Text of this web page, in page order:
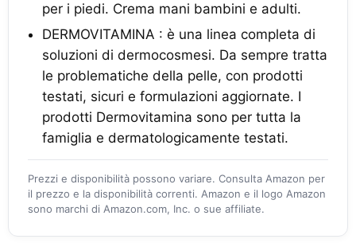
per i piedi. Crema mani bambini e adulti.
DERMOVITAMINA : è una linea completa di
soluzioni di dermocosmesi. Da sempre tratta
le problematiche della pelle, con prodotti
testati, sicuri e formulazioni aggiornate. I
prodotti Dermovitamina sono per tutta la
famiglia e dermatologicamente testati.
Prezzi e disponibilità possono variare. Consulta Amazon per
il prezzo e la disponibilità correnti. Amazon e il logo Amazon
sono marchi di Amazon.com, Inc. o sue affiliate.